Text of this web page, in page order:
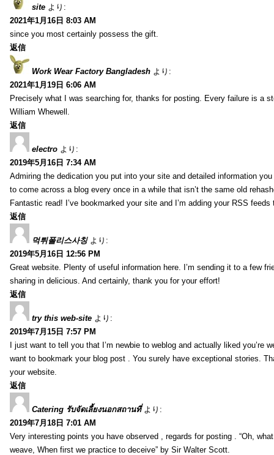
site より:
2021年1月16日 8:03 AM
since you most certainly possess the gift.
返信
Work Wear Factory Bangladesh より:
2021年1月19日 6:06 AM
Precisely what I was searching for, thanks for posting. Every failure is a
William Whewell.
返信
electro より:
2019年5月16日 7:34 AM
Admiring the dedication you put into your site and detailed information you
to come across a blog every once in a while that isn’t the same old
Fantastic read! I’ve bookmarked your site and I’m adding your RSS
返信
먹튀폴리스사칭 より:
2019年5月16日 12:56 PM
Great website. Plenty of useful information here. I’m sending it to a few
sharing in delicious. And certainly, thank you for your effort!
返信
try this web-site より:
2019年7月15日 7:57 PM
I just want to tell you that I’m newbie to weblog and actually liked you’re
want to bookmark your blog post . You surely have exceptional stories.
your website.
返信
Catering รับจัดเลี้ยงนอกสถานที่ より:
2019年7月18日 7:01 AM
Very interesting points you have observed , regards for posting . “Oh,
weave, When first we practice to deceive” by Sir Walter Scott.